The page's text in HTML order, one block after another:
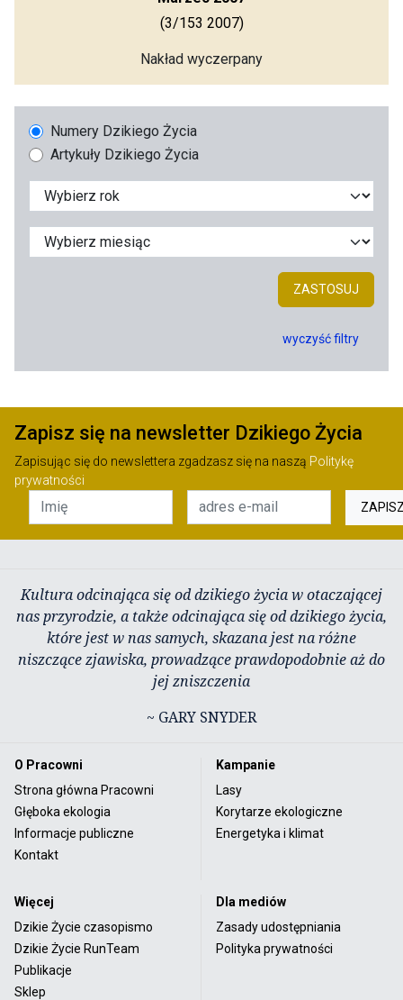
(3/153 2007)
Nakład wyczerpany
Numery Dzikiego Życia
Artykuły Dzikiego Życia
ZASTOSUJ
wyczyść filtry
Zapisz się na newsletter Dzikiego Życia
Zapisując się do newslettera zgadzasz się na naszą Politykę
prywatności
Kultura odcinająca się od dzikiego życia w otaczającej
nas przyrodzie, a także odcinająca się od dzikiego życia,
które jest w nas samych, skazana jest na różne
niszczące zjawiska, prowadzące prawdopodobnie aż do
jej zniszczenia
~ GARY SNYDER
O Pracowni
Strona główna Pracowni
Głęboka ekologia
Informacje publiczne
Kontakt
Kampanie
Lasy
Korytarze ekologiczne
Energetyka i klimat
Więcej
Dzikie Życie czasopismo
Dzikie Życie RunTeam
Publikacje
Sklep
Dla mediów
Zasady udostępniania
Polityka prywatności